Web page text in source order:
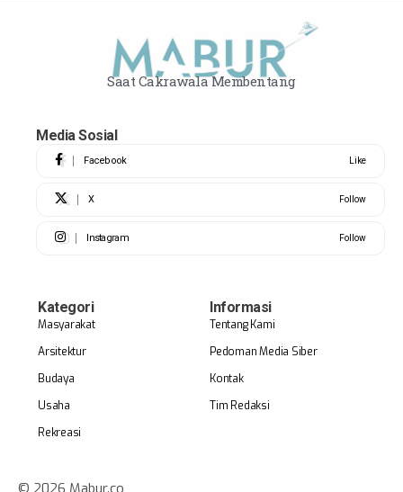
Saat Cakrawala Membentang
Media Sosial
Facebook Like
X Follow
Instagram Follow
Kategori
Masyarakat
Arsitektur
Budaya
Usaha
Rekreasi
Informasi
Tentang Kami
Pedoman Media Siber
Kontak
Tim Redaksi
© 2026 Mabur.co